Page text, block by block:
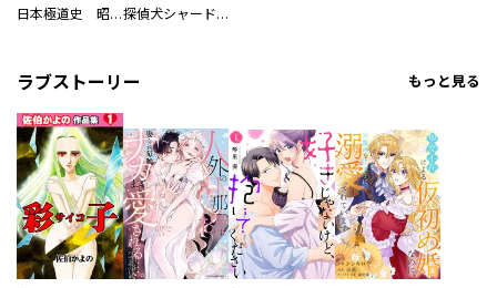
日本極道史 昭和編 スーパー大合本 探偵犬シャードック（新装版）
ラブストーリー もっと見る